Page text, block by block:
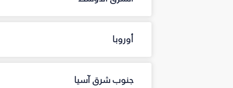
أوروبا
جنوب شرق آسيا